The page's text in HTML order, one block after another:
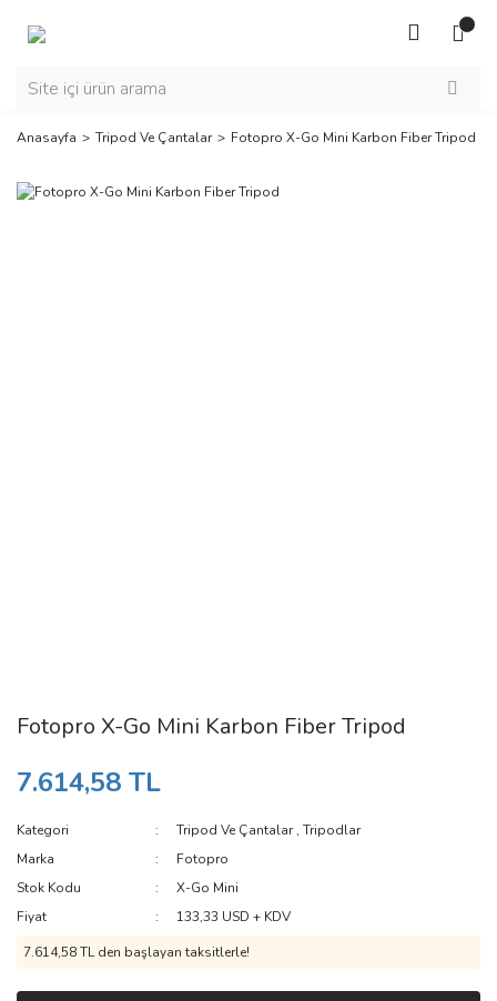
Anasayfa Tripod Ve Çantalar Fotopro X-Go Mini Karbon Fiber Tripod
Fotopro X-Go Mini Karbon Fiber Tripod
7.614,58 TL
Kategori Tripod Ve Çantalar,Tripodlar
Marka
Fotopro
Stok Kodu
X-Go Mini
Fiyat
133,33 USD + KDV
7.614,58 TL den başlayan taksitlerle!